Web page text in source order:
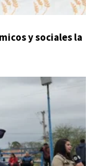
y sociales la